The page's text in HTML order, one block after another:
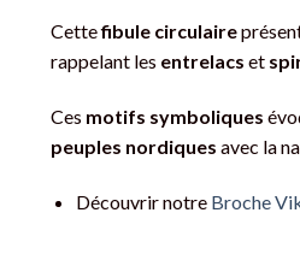
Cettefibule circulaire
rappelant les entrelacs et
Ces motifs symboliques
peuples nordiques avec la
Découvrir notre Broche